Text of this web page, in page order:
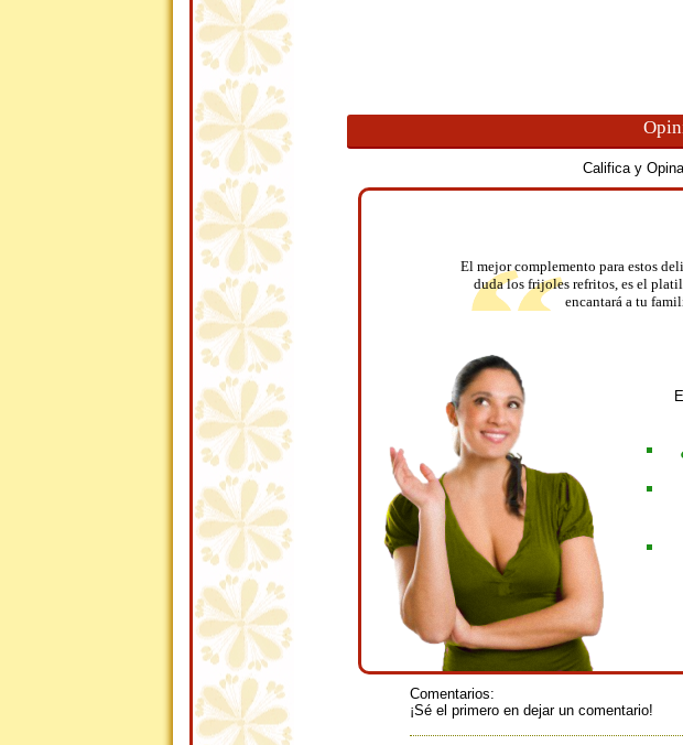
Califica y
El mejor complemento para estos
duda los frijoles refritos, es el
encantará a tu
Comentarios:
¡Sé el primero en dejar un comentario!